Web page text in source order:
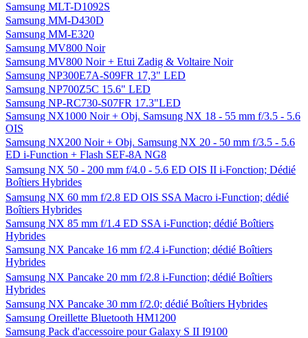
Samsung MLT-D1092S
Samsung MM-D430D
Samsung MM-E320
Samsung MV800 Noir
Samsung MV800 Noir + Etui Zadig & Voltaire Noir
Samsung NP300E7A-S09FR 17,3" LED
Samsung NP700Z5C 15.6" LED
Samsung NP-RC730-S07FR 17.3"LED
Samsung NX1000 Noir + Obj. Samsung NX 18 - 55 mm f/3.5 - 5.6
OIS
Samsung NX200 Noir + Obj. Samsung NX 20 - 50 mm f/3.5 - 5.6
ED i-Function + Flash SEF-8A NG8
Samsung NX 50 - 200 mm f/4.0 - 5.6 ED OIS II i-Fonction; Dédié
Boîtiers Hybrides
Samsung NX 60 mm f/2.8 ED OIS SSA Macro i-Function; dédié
Boîtiers Hybrides
Samsung NX 85 mm f/1.4 ED SSA i-Function; dédié Boîtiers
Hybrides
Samsung NX Pancake 16 mm f/2.4 i-Function; dédié Boîtiers
Hybrides
Samsung NX Pancake 20 mm f/2.8 i-Function; dédié Boîtiers
Hybrides
Samsung NX Pancake 30 mm f/2.0; dédié Boîtiers Hybrides
Samsung Oreillette Bluetooth HM1200
Samsung Pack d'accessoire pour Galaxy S II I9100